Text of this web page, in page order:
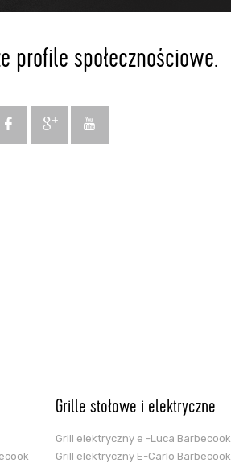
profile społecznościowe.
Grille stołowe i elektryczne
Grill elektryczny e -Luca Barbecook
Grill elektryczny E-Carlo Barbecook